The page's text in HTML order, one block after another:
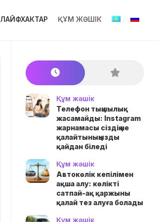
ЛАЙФХАКТАР ҚҰМ ЖӘШІК
Құм жәшік
Телефон тыңшылық
жасамайды: Instagram
жарнамасы сіздің не
қалайтыныңызды
қайдан біледі
Құм жәшік
Автокөлік кепілімен
ақша алу: көлікті
сатпай-ақ қаржыны
қалай тез алуға болады
Құм жәшік